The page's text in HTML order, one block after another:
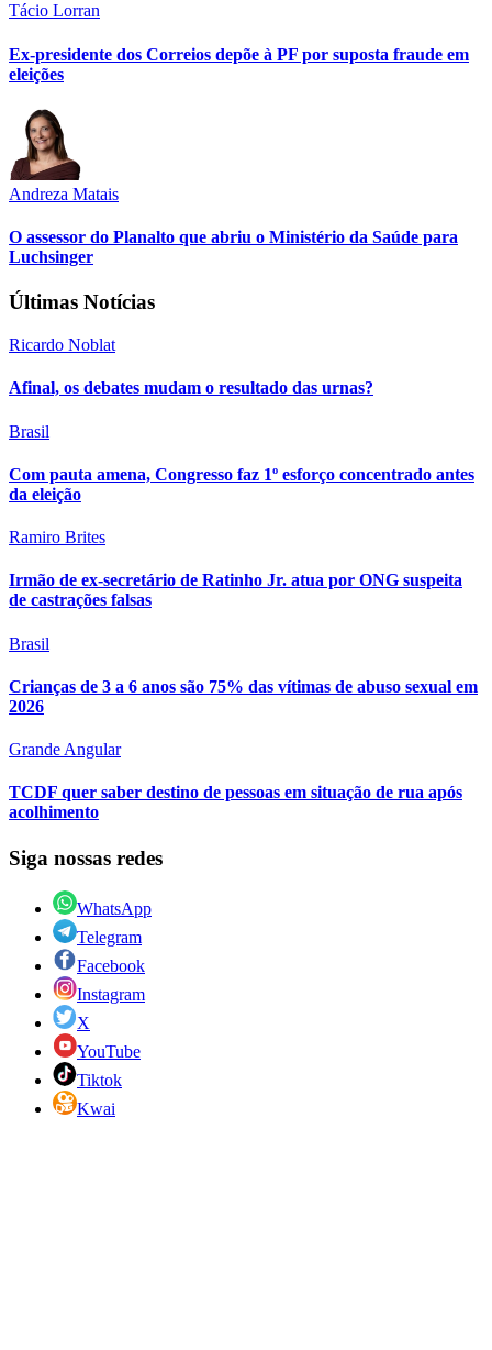
Tácio Lorran
Ex-presidente dos Correios depõe à PF por suposta fraude em
eleições
Andreza Matais
O assessor do Planalto que abriu o Ministério da Saúde para
Luchsinger
Últimas Notícias
Ricardo Noblat
Afinal, os debates mudam o resultado das urnas?
Brasil
Com pauta amena, Congresso faz 1º esforço concentrado antes
da eleição
Ramiro Brites
Irmão de ex-secretário de Ratinho Jr. atua por ONG suspeita
de castrações falsas
Brasil
Crianças de 3 a 6 anos são 75% das vítimas de abuso sexual em
2026
Grande Angular
TCDF quer saber destino de pessoas em situação de rua após
acolhimento
Siga nossas redes
WhatsApp
Telegram
Facebook
Instagram
X
YouTube
Tiktok
Kwai